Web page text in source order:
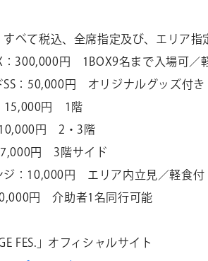
すべて税込、全席指定及び、エリア指
： 300,000円 1BOX9名まで入場可／
SS ： 50,000円 オリジナルグッズ付き
15,000円 1 階
10,000円 2 ・ 3 階
7,000円 3 階サイド
： 10,000円 エリア内立見／軽食付
円 介助者1 名同行可能
FES.
」オフィシャルサイト